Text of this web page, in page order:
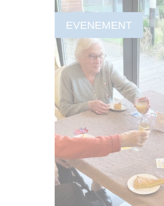
EVENEMENT